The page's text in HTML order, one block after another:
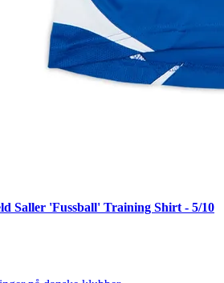
Saller 'Fussball' Training Shirt - 5/10